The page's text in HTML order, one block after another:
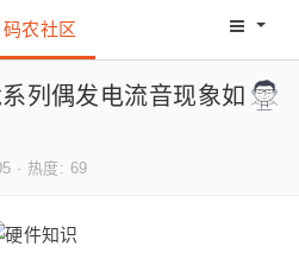
码农社区 码农网
列偶发电流音现象如
· 热度: 69